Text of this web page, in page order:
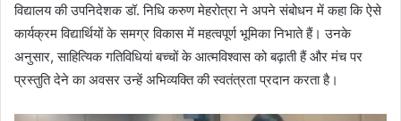
विद्यालय की उपनिदेशक डॉ. निधि करुण मेहरोत्रा ने अपने संबोधन में कहा कि ऐसे
कार्यक्रम विद्यार्थियों के समग्र विकास में महत्वपूर्ण भूमिका निभाते हैं। उनके
अनुसार, साहित्यिक गतिविधियां बच्चों के आत्मविश्वास को बढ़ाती हैं और मंच पर
प्रस्तुति देने का अवसर उन्हें अभिव्यक्ति की स्वतंत्रता प्रदान करता है।